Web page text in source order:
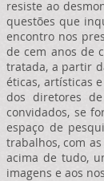
resiste ao
questões que
encontro nos
de cem anos de
tratada, a partir
éticas, artísticas
dos diretores
convidados, se
espaço de
trabalhos, com
acima de tudo,
imagens e aos